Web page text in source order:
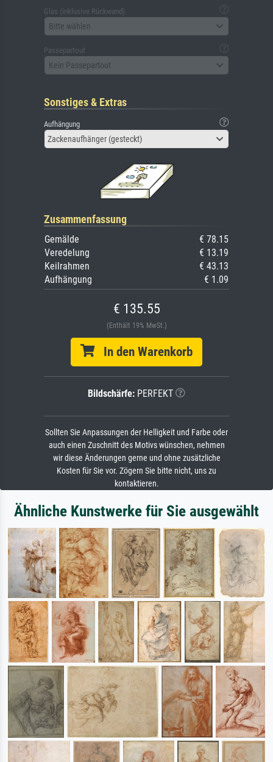
Glas (inklusive Rückwand)
Bitte wählen
Passepartout
Kein Passepartout
Sonstiges & Extras
Aufhängung
Zackenaufhänger (gesteckt)
Zusammenfassung
Gemälde
€ 78.15
Veredelung
€ 13.19
Keilrahmen
€ 43.13
Aufhängung
€ 1.09
€ 135.55
(Enthält 19% MwSt.)
In den Warenkorb
Bildschärfe: PERFEKT
Sollten Sie Anpassungen der Helligkeit und Farbe oder
auch einen Zuschnitt des Motivs wünschen, nehmen
wir diese Änderungen gerne und ohne zusätzliche
Kosten für Sie vor. Zögern Sie bitte nicht, uns zu
kontaktieren.
Ähnliche Kunstwerke für Sie ausgewählt